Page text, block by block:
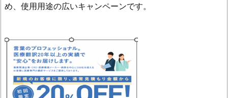
め、使用用途の広いキャンペーンです。